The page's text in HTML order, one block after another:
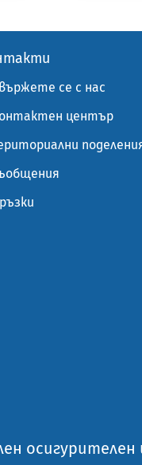
се с нас
център